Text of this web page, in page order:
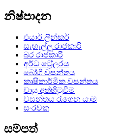
නිෂ්පාදන
එයාර් ලින්කර්
සැහැල්ලු රාජකාරි
බර රාජකාරි
අර්ධ ට්‍රේලරය
බෝගී වසන්තය
කෘෂිකාර්මික වසන්තය
වායු අත්හිටුවීම
වසන්තය රැගෙන යාම
සංරචක
සම්පත්